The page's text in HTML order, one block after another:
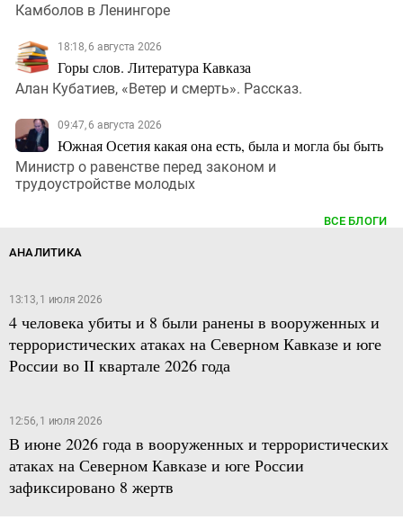
Камболов в Ленингоре
18:18, 6 августа 2026
Горы слов. Литература Кавказа
Алан Кубатиев, «Ветер и смерть». Рассказ.
09:47, 6 августа 2026
Южная Осетия какая она есть, была и могла бы быть
Министр о равенстве перед законом и
трудоустройстве молодых
ВСЕ БЛОГИ
АНАЛИТИКА
13:13, 1 июля 2026
4 человека убиты и 8 были ранены в вооруженных и
террористических атаках на Северном Кавказе и юге
России во II квартале 2026 года
12:56, 1 июля 2026
В июне 2026 года в вооруженных и террористических
атаках на Северном Кавказе и юге России
зафиксировано 8 жертв